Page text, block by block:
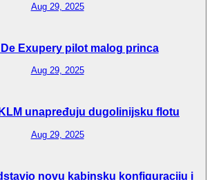
Aug 29, 2025
Exupery pilot malog princa
Aug 29, 2025
unapređuju dugolinijsku flotu
Aug 29, 2025
novu kabinsku konfiguraciju i